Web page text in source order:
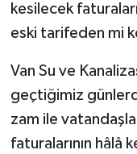
kesilecek
eski tarifeden mi
Van Su ve
geçtiğimiz
zam ile
faturalarının hâlâ